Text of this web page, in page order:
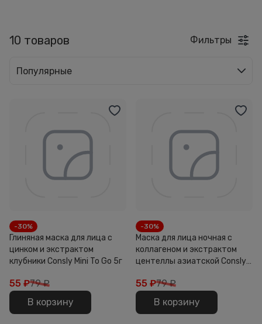
10 товаров Фильтры
Популярные
-30%
Глиняная маска для лица с
цинком и экстрактом
клубники Consly Mini To Go 5г
55 ₽79 ₽
В корзину
-30%
Маска для лица ночная с
коллагеном и экстрактом
центеллы азиатской Consly
55 ₽79 ₽
В корзину